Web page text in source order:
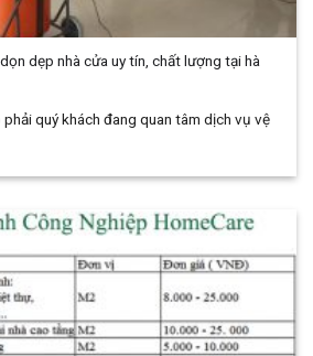
dẹp nhà cửa uy tín, chất lượng tại hà
quý khách đang quan tâm dịch vụ vệ